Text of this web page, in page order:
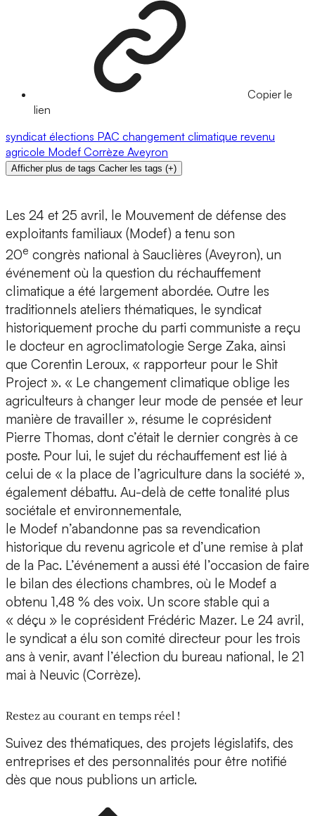
Copier le
lien
syndicat élections PAC changement climatique revenu
agricole Modef Corrèze Aveyron
Afficher plus de tags Cacher les tags (+)
Les 24 et 25 avril, le Mouvement de défense des
exploitants familiaux (Modef) a tenu son
20e congrès national à Sauclières (Aveyron), un
événement où la question du réchauffement
climatique a été largement abordée. Outre les
traditionnels ateliers thématiques, le syndicat
historiquement proche du parti communiste a reçu
le docteur en agroclimatologie Serge Zaka, ainsi
que Corentin Leroux, « rapporteur pour le Shit
Project ». « Le changement climatique oblige les
agriculteurs à changer leur mode de pensée et leur
manière de travailler », résume le coprésident
Pierre Thomas, dont c’était le dernier congrès à ce
poste. Pour lui, le sujet du réchauffement est lié à
celui de « la place de l’agriculture dans la société »,
également débattu. Au-delà de cette tonalité plus
sociétale et environnementale,
le Modef n’abandonne pas sa revendication
historique du revenu agricole et d’une remise à plat
de la Pac. L’événement a aussi été l’occasion de faire
le bilan des élections chambres, où le Modef a
obtenu 1,48 % des voix. Un score stable qui a
« déçu » le coprésident Frédéric Mazer. Le 24 avril,
le syndicat a élu son comité directeur pour les trois
ans à venir, avant l’élection du bureau national, le 21
mai à Neuvic (Corrèze).
Restez au courant en temps réel !
Suivez des thématiques, des projets législatifs, des
entreprises et des personnalités pour être notifié
dès que nous publions un article.